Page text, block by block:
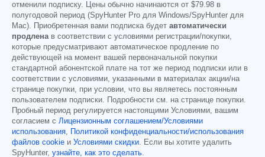
отменили подписку. Цены обычно начинаются от $79.98 в
полугодовой период (SpyHunter Pro для Windows/SpyHunter для
Mac). Приобретенная вами подписка будет автоматически
продленав соответствии с условиями регистрации/покупки,
которые предусматривают автоматическое продление по
действующей на момент вашей первоначальной покупки
стандартной абонентской плате на тот же период подписки или в
соответствии с условиями, указанными в материалах акции/на
странице покупки, при условии, что вы являетесь постоянным
пользователем подписки. Подробности см. на странице покупки.
Пробный период регулируется настоящими Условиями, вашим
согласием с Лицензионным соглашением/Условиями
использования,
Политикой конфиденциальности/использования
файлов cookie и Условиями скидки. Если вы хотите удалить
SpyHunter, узнайте, как это сделать.